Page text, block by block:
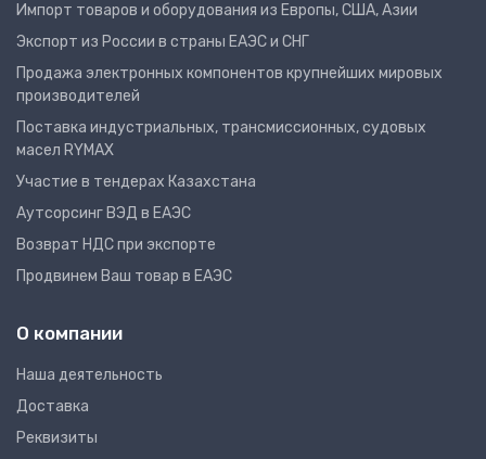
Импорт товаров и оборудования из Европы, США, Азии
Экспорт из России в страны ЕАЭС и СНГ
Продажа электронных компонентов крупнейших мировых
производителей
Поставка индустриальных, трансмиссионных, судовых
масел RYMAX
Участие в тендерах Казахстана
Аутсорсинг ВЭД в ЕАЭС
Возврат НДС при экспорте
Продвинем Ваш товар в ЕАЭС
О компании
Наша деятельность
Доставка
Реквизиты